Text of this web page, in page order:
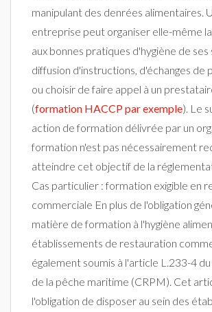
manipulant des denrées alimentaires.
entreprise peut organiser elle-même
aux bonnes pratiques d'hygiène de ses
diffusion d'instructions, d'échanges de
ou choisir de faire appel à un
(formation HACCP par exemple). Le
action de formation délivrée par un
formation n'est pas nécessairement
atteindre cet objectif de la
Cas particulier : formation exigible en
commerciale En plus de l'obligation
matière de formation à l'hygiène
établissements de restauration
également soumis à l'article L.233-4
de la pêche maritime (CRPM). Cet
l'obligation de disposer au sein des